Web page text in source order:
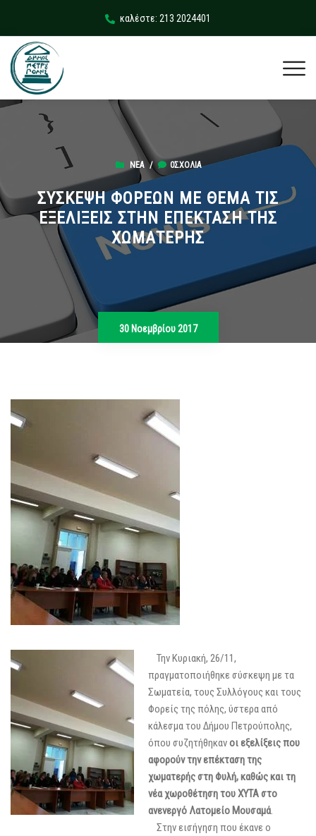
καλέστε: 213 2024401
ΝΈΑ/ 0ΣΧΌΛΙΑ
ΣΥΣΚΕΨΗ ΦΟΡΕΩΝ ΜΕ ΘΕΜΑ ΤΙΣ
ΕΞΕΛΙΞΕΙΣ ΣΤΗΝ ΕΠΕΚΤΑΣΗ ΤΗΣ
ΧΩΜΑΤΕΡΗΣ
30 Νοεμβρίου 2017
Την Κυριακή, 26/11,
πραγματοποιήθηκε σύσκεψη με τα
Σωματεία, τους Συλλόγους και τους
Φορείς της πόλης, ύστερα από
κάλεσμα του Δήμου Πετρούπολης,
όπου συζητήθηκανοι εξελίξεις που
αφορούν την επέκταση της
χωματερής στη Φυλή, καθώς και τη
νέα χωροθέτηση του ΧΥΤΑ στο
ανενεργό Λατομείο Μουσαμά.
Στην εισήγηση που έκανε ο